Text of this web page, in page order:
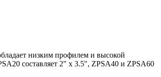
низким профилем и высокой
составляет 2" x 3.5", ZPSA40 и ZPSA60